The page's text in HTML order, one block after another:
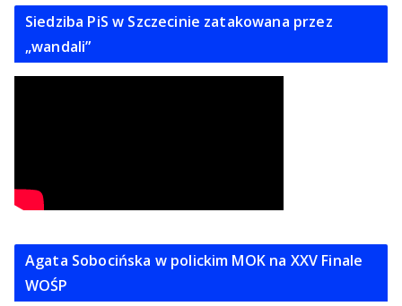
Siedziba PiS w Szczecinie zatakowana przez
„wandali”
Agata Sobocińska w polickim MOK na XXV Finale
WOŚP